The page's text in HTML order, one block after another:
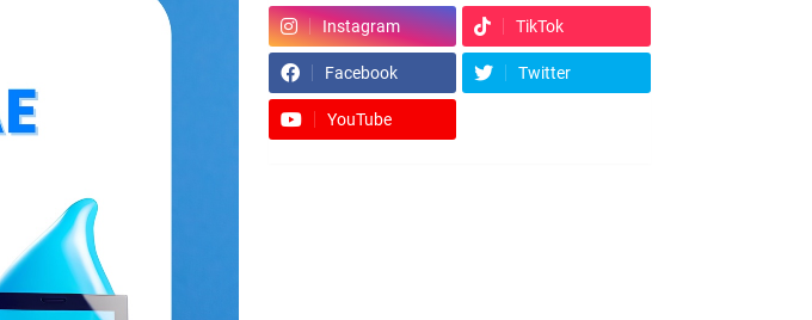
Instagram TikTok
Facebook Twitter
YouTube